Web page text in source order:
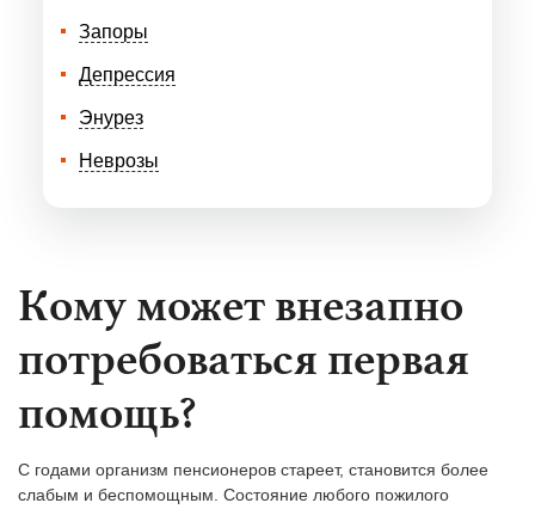
Запоры
Депрессия
Энурез
Неврозы
Кому может внезапно
потребоваться первая
помощь?
С годами организм пенсионеров стареет, становится более
слабым и беспомощным. Состояние любого пожилого